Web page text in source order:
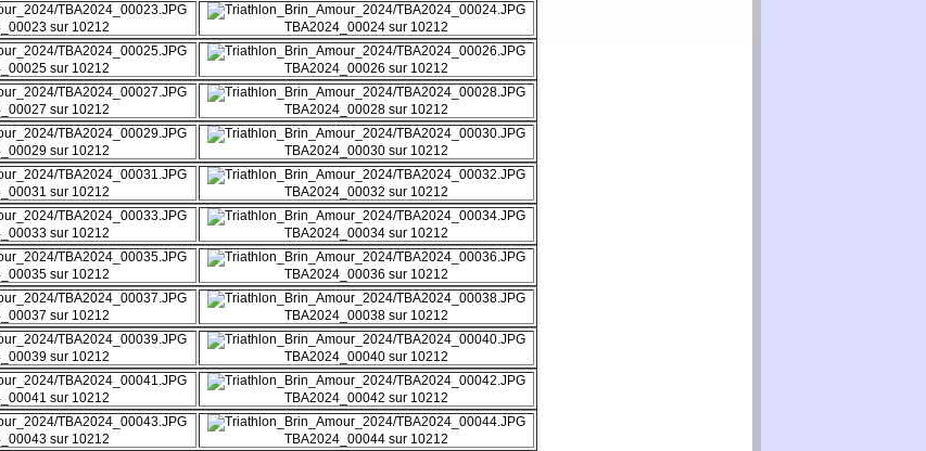
sur 10212 TBA2024_00024 sur 10212
sur 10212 TBA2024_00026 sur 10212
sur 10212 TBA2024_00028 sur 10212
sur 10212 TBA2024_00030 sur 10212
sur 10212 TBA2024_00032 sur 10212
sur 10212 TBA2024_00034 sur 10212
sur 10212 TBA2024_00036 sur 10212
sur 10212 TBA2024_00038 sur 10212
sur 10212 TBA2024_00040 sur 10212
sur 10212 TBA2024_00042 sur 10212
sur 10212 TBA2024_00044 sur 10212